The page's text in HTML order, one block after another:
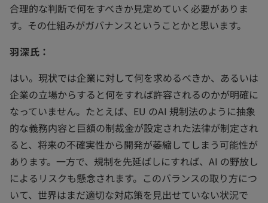
合理的な判断で何をすべきか見定めていく必要がありま
す。その仕組みがガバナンスということかと思います。
羽深氏：
はい。現状では企業に対して何を求めるべきか、あるいは
企業の立場からすると何をすれば許容されるのかが明確に
なっていません。たとえば、EU のAI 規制法のように抽象
的な義務内容と巨額の制裁金が設定された法律が制定され
ると、将来の不確実性から開発が萎縮してしまう可能性が
あります。一方で、規制を先延ばしにすれば、AI の野放し
によるリスクも懸念されます。このバランスの取り方につ
いて、世界はまだ適切な対応策を見出せていない状況で